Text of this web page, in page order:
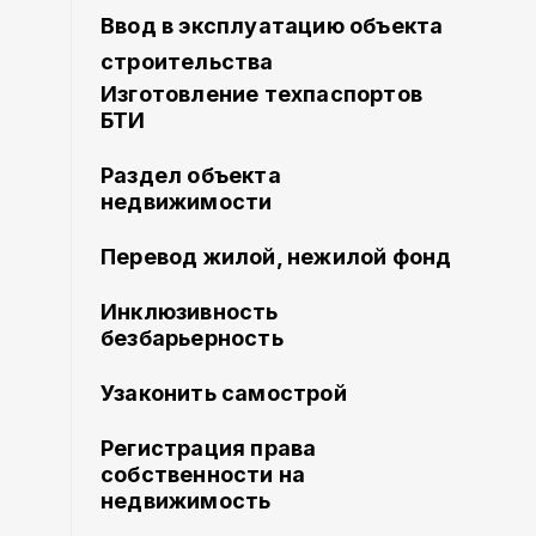
Ввод в эксплуатацию объекта
строительства
Изготовление техпаспортов
БТИ
Раздел объекта
недвижимости
Перевод жилой, нежилой фонд
Инклюзивность
безбарьерность
Узаконить самострой
Регистрация права
собственности на
недвижимость